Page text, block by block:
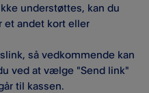
understøttes, kan du
et andet kort eller
så vedkommende kan
ved at vælge "Send link"
til kassen.